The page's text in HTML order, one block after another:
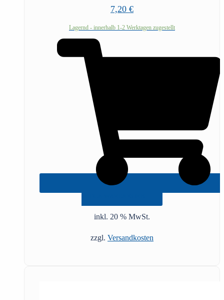
7,20 €
Lagernd - innerhalb 1-2 Werktagen zugestellt
inkl. 20 % MwSt.
zzgl. Versandkosten